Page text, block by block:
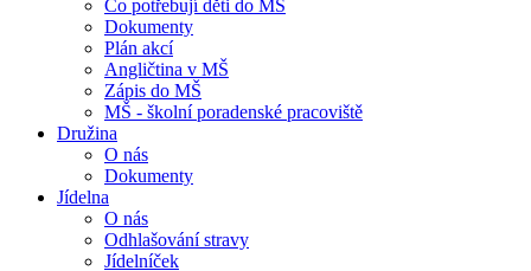
Co potřebují děti do MŠ
Dokumenty
Plán akcí
Angličtina v MŠ
Zápis do MŠ
MŠ - školní poradenské pracoviště
Družina
O nás
Dokumenty
Jídelna
O nás
Odhlašování stravy
Jídelníček